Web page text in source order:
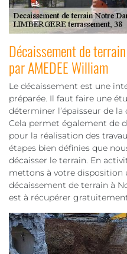
Décaissement de
par AMEDEE William
Le décaissement est une
préparée. Il faut faire une
déterminer l’épaisseur de la
Cela permet également de
pour la réalisation des
étapes bien définies que
décaisser le terrain. En
mettons à votre disposition
décaissement de terrain à
est à récupérer